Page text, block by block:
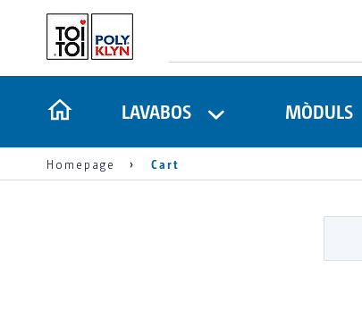
LAVABOS MÒDULS
Homepage Cart